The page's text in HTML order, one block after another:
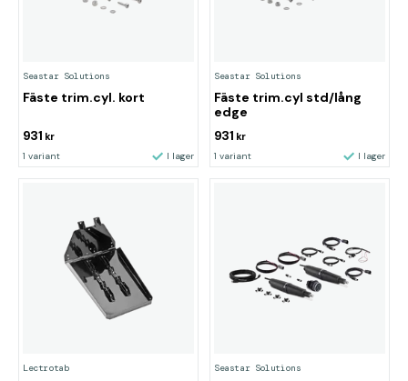
Seastar Solutions
Fäste trim.cyl. kort
931 kr
1 variant I lager
Seastar Solutions
Fäste trim.cyl std/lång
edge
931 kr
1 variant I lager
Lectrotab Seastar Solutions